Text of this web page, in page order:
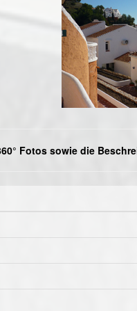
Fotos sowie die